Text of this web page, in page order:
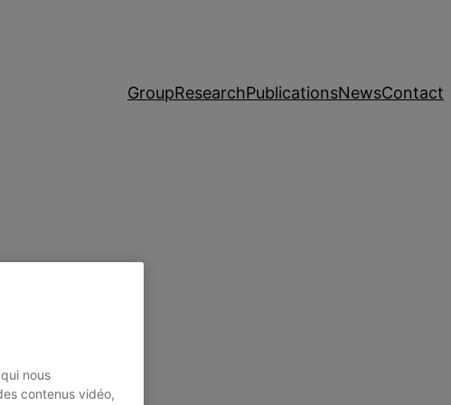
GroupResearchPublicationsNewsContact
nous
contenus vidéo,